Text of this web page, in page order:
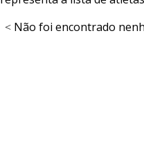
< Não foi encontrado